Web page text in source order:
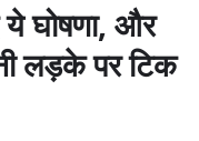
घोषणा, और
लड़के पर टिक